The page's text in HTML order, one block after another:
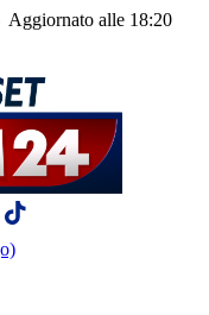
Aggiornato alle 18:20